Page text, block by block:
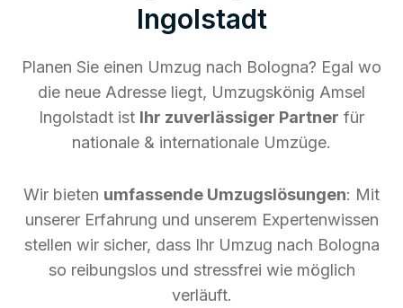
Ingolstadt
Planen Sie einen Umzug nach Bologna? Egal wo
die neue Adresse liegt, Umzugskönig Amsel
Ingolstadt ist Ihr zuverlässiger Partner für
nationale & internationale Umzüge.
Wir bieten umfassende Umzugslösungen: Mit
unserer Erfahrung und unserem Expertenwissen
stellen wir sicher, dass Ihr Umzug nach Bologna
so reibungslos und stressfrei wie möglich
verläuft.